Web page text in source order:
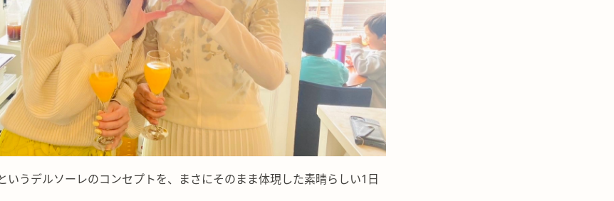
いうデルソーレのコンセプトを、まさにそのまま体現した素晴らしい1日